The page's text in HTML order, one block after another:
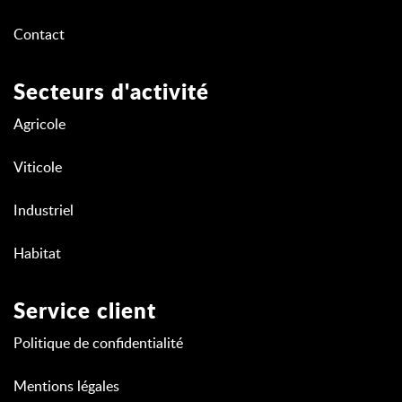
Contact
Secteurs d'activité
Agricole
Viticole
Industriel
Habitat
Service client
Politique de confidentialité
Mentions légales